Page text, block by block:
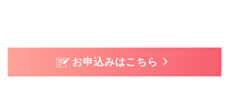
お申込みはこちら